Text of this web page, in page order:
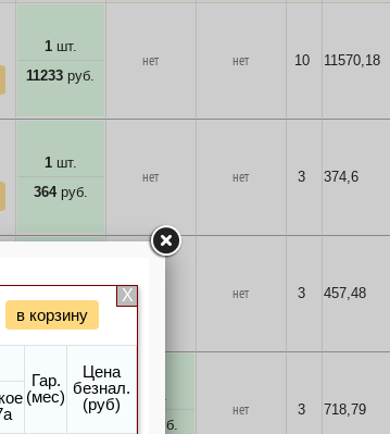
1шт.
11233 руб.
нет нет 10 11570,18
1шт.
364руб.
нет нет 3 374,6
444руб.
нет 3 457,48
нет
шт.
руб.
нет 3 718,79